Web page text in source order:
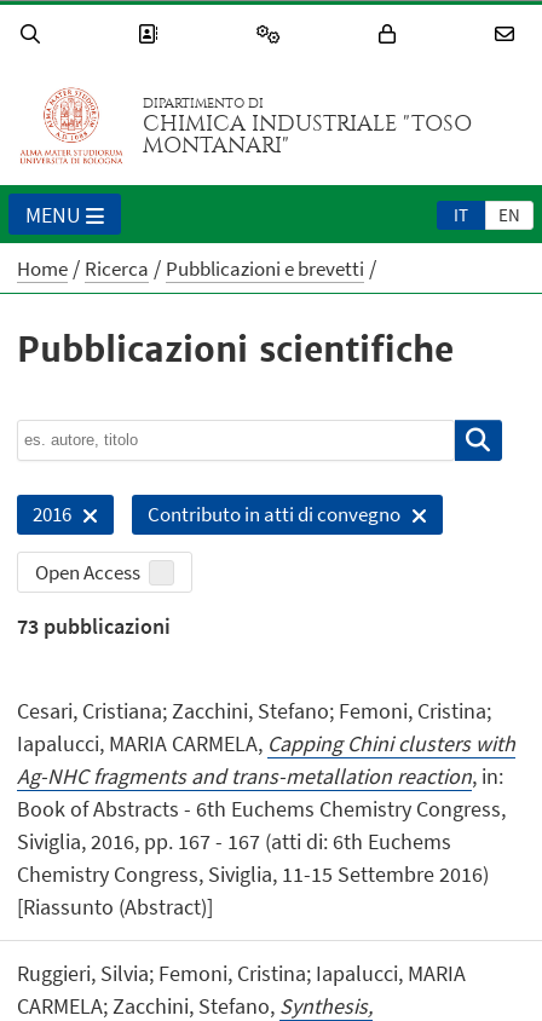
DIPARTIMENTO DI
CHIMICA INDUSTRIALE "TOSO
MONTANARI"
IT EN
MENU
Home Ricerca Pubblicazioni e brevetti
Pubblicazioni scientifiche
2016 Contributo in atti di convegno
Open Access
73 pubblicazioni
Cesari, Cristiana; Zacchini, Stefano; Femoni, Cristina;
Iapalucci, MARIA CARMELA, Capping Chini clusters with
Ag-NHC fragments and trans-metallation reaction, in:
Book of Abstracts - 6th Euchems Chemistry Congress,
Siviglia, 2016, pp. 167 - 167 (atti di: 6th Euchems
Chemistry Congress, Siviglia, 11-15 Settembre 2016)
[Riassunto (Abstract)]
Ruggieri, Silvia; Femoni, Cristina; Iapalucci, MARIA
CARMELA; Zacchini, Stefano, Synthesis,